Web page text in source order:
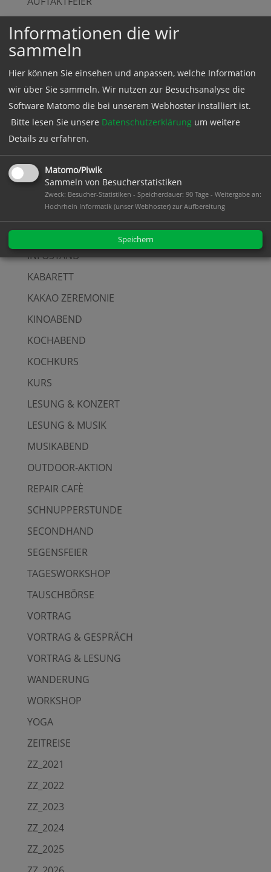
AUSZEIT
DIALOG
FACHVORTRAG
FILM
FLOHMARKT
FRAUENFRÜHSTÜCK
FRAUENWIRTSCHAFTSTAG
FRÜHSTÜCK
INFOSTAND
KABARETT
KAKAO ZEREMONIE
KINOABEND
KOCHABEND
KOCHKURS
KURS
LESUNG & KONZERT
LESUNG & MUSIK
MUSIKABEND
OUTDOOR-AKTION
REPAIR CAFÈ
SCHNUPPERSTUNDE
SECONDHAND
SEGENSFEIER
TAGESWORKSHOP
TAUSCHBÖRSE
VORTRAG
VORTRAG & GESPRÄCH
VORTRAG & LESUNG
WANDERUNG
WORKSHOP
YOGA
ZEITREISE
ZZ_2021
ZZ_2022
ZZ_2023
ZZ_2024
ZZ_2025
Informationen die wir
sammeln
Hier können Sie einsehen und anpassen, welche Information
wir über Sie sammeln. Wir nutzen zur Besuchsanalyse die
Software Matomo die bei unserem Webhoster installiert ist.
Bitte lesen Sie unsere Datenschutzerklärung um weitere
Details zu erfahren.
Matomo/Piwik
Sammeln von Besucherstatistiken
Zweck: Besucher-Statistiken - Speicherdauer: 90 Tage - Weitergabe an:
Hochrhein Informatik (unser Webhoster) zur Aufbereitung
Speichern